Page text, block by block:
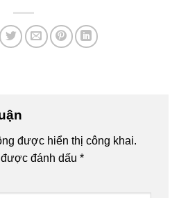
được hiển thị công khai.
đánh dấu *